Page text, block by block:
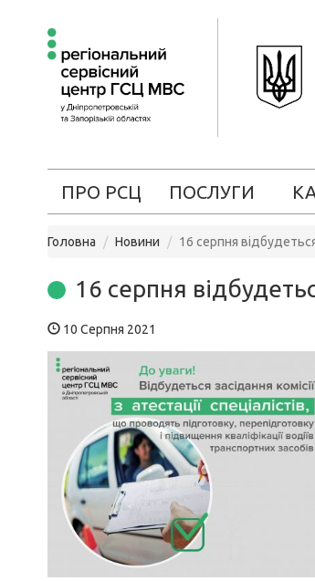
ПРО РСЦ ПОСЛУГИ
Головна Новини 16 серпня відбудеться
16 серпня
10 Серпня 2021